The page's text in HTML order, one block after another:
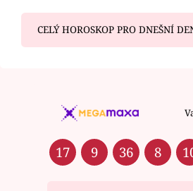
CELÝ HOROSKOP PRO DNEŠNÍ
17 9 36 8